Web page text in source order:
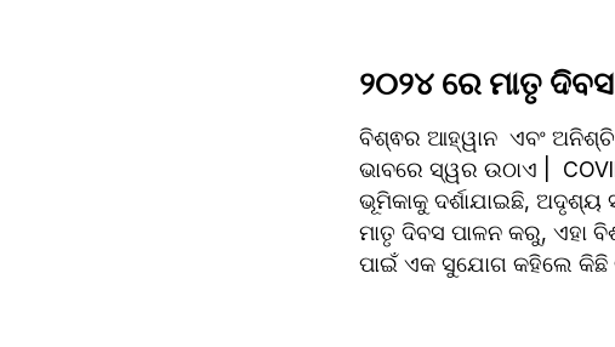
୨୦୨୪ ରେ ମାତୃ
ବିଶ୍ଵର ଆହ୍ୱାନ  ଏବଂ
ଭାବରେ ସ୍ୱର ଉଠାଏ |
ଭୂମିକାକୁ ଦର୍ଶାଯାଇଛି,
ମାତୃ ଦିବସ ପାଳନ କରୁ, ଏହା
ପାଇଁ ଏକ ସୁଯୋଗ କହିଲେ କିଛି